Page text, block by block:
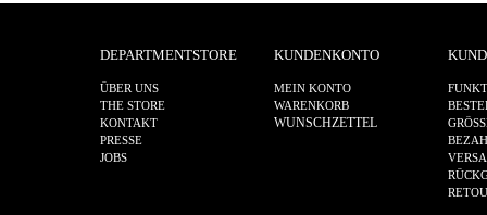
DEPARTMENTSTORE
ÜBER UNS
THE STORE
KONTAKT
PRESSE
JOBS
KUNDENKONTO
MEIN KONTO
WARENKORB
WUNSCHZETTEL